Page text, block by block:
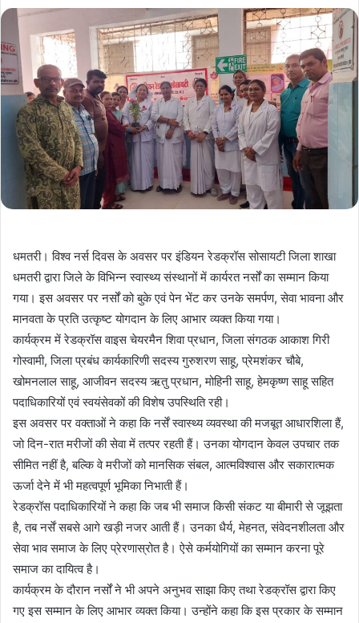
धमतरी। विश्व नर्स दिवस के अवसर पर इंडियन रेडक्रॉस सोसायटी जिला शाखा
धमतरी द्वारा जिले के विभिन्न स्वास्थ्य संस्थानों में कार्यरत नर्सों का सम्मान किया
गया। इस अवसर पर नर्सों को बुके एवं पेन भेंट कर उनके समर्पण, सेवा भावना और
मानवता के प्रति उत्कृष्ट योगदान के लिए आभार व्यक्त किया गया।
कार्यक्रम में रेडक्रॉस वाइस चेयरमैन शिवा प्रधान, जिला संगठक आकाश गिरी
गोस्वामी, जिला प्रबंध कार्यकारिणी सदस्य गुरुशरण साहू, प्रेमशंकर चौबे,
खोमनलाल साहू, आजीवन सदस्य ऋतु प्रधान, मोहिनी साहू, हेमकृष्ण साहू सहित
पदाधिकारियों एवं स्वयंसेवकों की विशेष उपस्थिति रही।
इस अवसर पर वक्ताओं ने कहा कि नर्सें स्वास्थ्य व्यवस्था की मजबूत आधारशिला हैं,
जो दिन-रात मरीजों की सेवा में तत्पर रहती हैं। उनका योगदान केवल उपचार तक
सीमित नहीं है, बल्कि वे मरीजों को मानसिक संबल, आत्मविश्वास और सकारात्मक
ऊर्जा देने में भी महत्वपूर्ण भूमिका निभाती हैं।
रेडक्रॉस पदाधिकारियों ने कहा कि जब भी समाज किसी संकट या बीमारी से जूझता
है, तब नर्सें सबसे आगे खड़ी नजर आती हैं। उनका धैर्य, मेहनत, संवेदनशीलता और
सेवा भाव समाज के लिए प्रेरणास्रोत है। ऐसे कर्मयोगियों का सम्मान करना पूरे
समाज का दायित्व है।
कार्यक्रम के दौरान नर्सों ने भी अपने अनुभव साझा किए तथा रेडक्रॉस द्वारा किए
गए इस सम्मान के लिए आभार व्यक्त किया। उन्होंने कहा कि इस प्रकार के सम्मान